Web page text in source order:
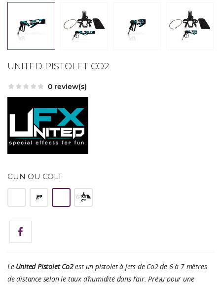
UNITED PISTOLET CO2
0 review(s)
GUN OU COLT
Colt
Gun
Colt
Back
LeUnited Pistolet Co2est un pistolet à jets de Co2 de 6 à 7 mètres
de distance selon le taux d’humidité dans l’air. Prévu pour une